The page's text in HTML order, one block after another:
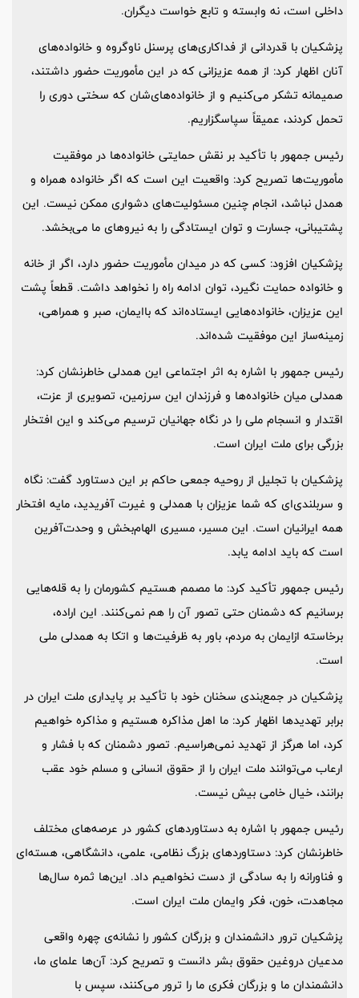
داخلی است، نه وابسته و تابع خواست دیگران.
پزشکیان با قدردانی از فداکاری‌های پرسنل ناوگروه و خانواده‌های
آنان اظهار کرد: از همه عزیزانی که در این مأموریت حضور داشتند،
صمیمانه تشکر می‌کنیم و از خانواده‌های‌شان که سختی دوری را
تحمل کردند، عمیقاً سپاسگزاریم.
رئیس جمهور با تأکید بر نقش حمایتی خانواده‌ها در موفقیت
مأموریت‌ها تصریح کرد: واقعیت این است که اگر خانواده همراه و
همدل نباشد، انجام چنین مسئولیت‌های دشواری ممکن نیست. این
پشتیبانی، جسارت و توان ایستادگی را به نیروهای ما می‌بخشد.
پزشکیان افزود: کسی که در میدان مأموریت حضور دارد، اگر از خانه
و خانواده حمایت نگیرد، توان ادامه راه را نخواهد داشت. قطعاً پشت
این عزیزان، خانواده‌هایی ایستاده‌اند که باایمان، صبر و همراهی،
زمینه‌ساز این موفقیت شده‌اند.
رئیس جمهور با اشاره به اثر اجتماعی این همدلی خاطرنشان کرد:
همدلی میان خانواده‌ها و فرزندان این سرزمین، تصویری از عزت،
اقتدار و انسجام ملی را در نگاه جهانیان ترسیم می‌کند و این افتخار
بزرگی برای ملت ایران است.
پزشکیان با تجلیل از روحیه جمعی حاکم بر این دستاورد گفت: نگاه
و سربلندی‌ای که شما عزیزان با همدلی و غیرت آفریدید، مایه افتخار
همه ایرانیان است. این مسیر، مسیری الهام‌بخش و وحدت‌آفرین
است که باید ادامه یابد.
رئیس جمهور تأکید کرد: ما مصمم هستیم کشورمان را به قله‌هایی
برسانیم که دشمنان حتی تصور آن را هم نمی‌کنند. این اراده،
برخاسته ازایمان به مردم، باور به ظرفیت‌ها و اتکا به همدلی ملی
است.
پزشکیان در جمع‌بندی سخنان خود با تأکید بر پایداری ملت ایران در
برابر تهدیدها اظهار کرد: ما اهل مذاکره هستیم و مذاکره خواهیم
کرد، اما هرگز از تهدید نمی‌هراسیم. تصور دشمنان که با فشار و
ارعاب می‌توانند ملت ایران را از حقوق انسانی و مسلم خود عقب
برانند، خیال خامی بیش نیست.
رئیس جمهور با اشاره به دستاوردهای کشور در عرصه‌های مختلف
خاطرنشان کرد: دستاوردهای بزرگ نظامی، علمی، دانشگاهی، هسته‌ای
و فناورانه را به سادگی از دست نخواهیم داد. این‌ها ثمره سال‌ها
مجاهدت، خون، فکر وایمان ملت ایران است.
پزشکیان ترور دانشمندان و بزرگان کشور را نشانه‌ی چهره واقعی
مدعیان دروغین حقوق بشر دانست و تصریح کرد: آن‌ها علمای ما،
دانشمندان ما و بزرگان فکری ما را ترور می‌کنند، سپس با